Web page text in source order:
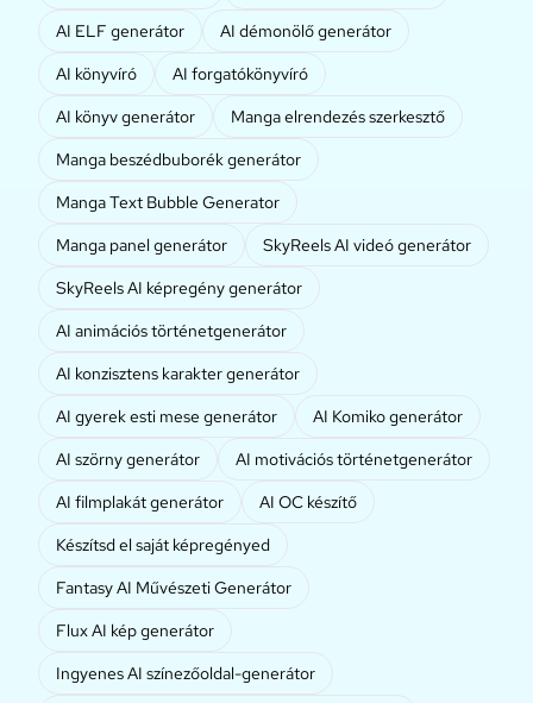
AI ELF generátor
AI démonölő generátor
AI könyvíró
AI forgatókönyvíró
AI könyv generátor
Manga elrendezés szerkesztő
Manga beszédbuborék generátor
Manga Text Bubble Generator
Manga panel generátor
SkyReels AI videó generátor
SkyReels AI képregény generátor
AI animációs történetgenerátor
AI konzisztens karakter generátor
AI gyerek esti mese generátor
AI Komiko generátor
AI szörny generátor
AI motivációs történetgenerátor
AI filmplakát generátor
AI OC készítő
Készítsd el saját képregényed
Fantasy AI Művészeti Generátor
Flux AI kép generátor
Ingyenes AI színezőoldal-generátor